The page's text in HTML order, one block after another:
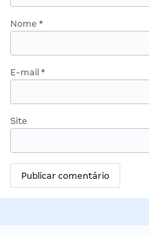
Nome *
E-mail *
Site